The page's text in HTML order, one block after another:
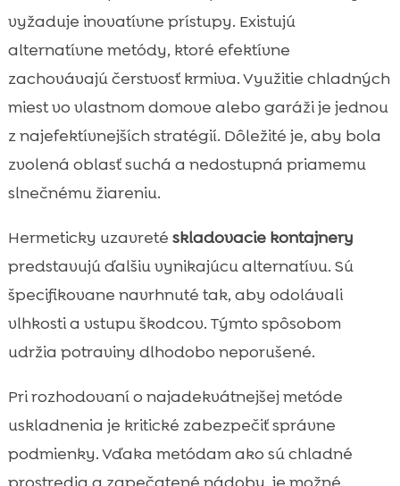
vyžaduje inovatívne prístupy. Existujú
alternatívne metódy, ktoré efektívne
zachovávajú čerstvosť krmiva. Využitie chladných
miest vo vlastnom domove alebo garáži je jednou
z najefektívnejších stratégií. Dôležité je, aby bola
zvolená oblasť suchá a nedostupná priamemu
slnečnému žiareniu.
Hermeticky uzavreté skladovacie kontajnery
predstavujú ďalšiu vynikajúcu alternatívu. Sú
špecifikovane navrhnuté tak, aby odolávali
vlhkosti a vstupu škodcov. Týmto spôsobom
udržia potraviny dlhodobo neporušené.
Pri rozhodovaní o najadekvátnejšej metóde
uskladnenia je kritické zabezpečiť správne
podmienky. Vďaka metódam ako sú chladné